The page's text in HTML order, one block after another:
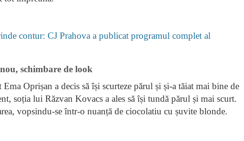
contur: CJ Prahova a publicat programul complet al
schimbare de look
Oprișan a decis să își scurteze părul și și-a tăiat mai bine de
soția lui Răzvan Kovacs a ales să își tundă părul și mai scurt.
vopsindu-se într-o nuanță de ciocolatiu cu șuvite blonde.